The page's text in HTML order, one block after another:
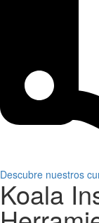
Descubre nuestros
Koala